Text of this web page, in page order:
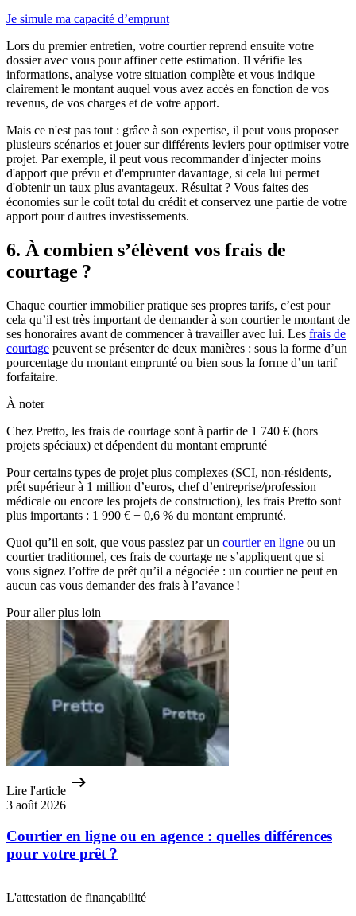
Je simule ma capacité d’emprunt
Lors du premier entretien, votre courtier reprend ensuite votre
dossier avec vous pour affiner cette estimation. Il vérifie les
informations, analyse votre situation complète et vous indique
clairement le montant auquel vous avez accès en fonction de vos
revenus, de vos charges et de votre apport.
Mais ce n'est pas tout : grâce à son expertise, il peut vous proposer
plusieurs scénarios et jouer sur différents leviers pour optimiser votre
projet. Par exemple, il peut vous recommander d'injecter moins
d'apport que prévu et d'emprunter davantage, si cela lui permet
d'obtenir un taux plus avantageux. Résultat ? Vous faites des
économies sur le coût total du crédit et conservez une partie de votre
apport pour d'autres investissements.
6. À combien s’élèvent vos frais de
courtage ?
Chaque courtier immobilier pratique ses propres tarifs, c’est pour
cela qu’il est très important de demander à son courtier le montant de
ses honoraires avant de commencer à travailler avec lui. Les frais de
courtage peuvent se présenter de deux manières : sous la forme d’un
pourcentage du montant emprunté ou bien sous la forme d’un tarif
forfaitaire.
À noter
Chez Pretto, les frais de courtage sont à partir de 1 740 € (hors
projets spéciaux) et dépendent du montant emprunté
Pour certains types de projet plus complexes (SCI, non-résidents,
prêt supérieur à 1 million d’euros, chef d’entreprise/profession
médicale ou encore les projets de construction), les frais Pretto sont
plus importants : 1 990 € + 0,6 % du montant emprunté.
Quoi qu’il en soit, que vous passiez par un courtier en ligne ou un
courtier traditionnel, ces frais de courtage ne s’appliquent que si
vous signez l’offre de prêt qu’il a négociée : un courtier ne peut en
aucun cas vous demander des frais à l’avance !
Pour aller plus loin
Lire l'article
3 août 2026
Courtier en ligne ou en agence : quelles différences
pour votre prêt ?
L'attestation de finançabilité